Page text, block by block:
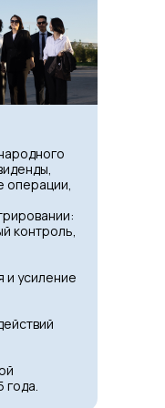
операции,
контроль,
и усиление
года.